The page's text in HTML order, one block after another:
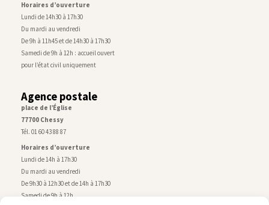
Horaires d’ouverture
Lundi de 14h30 à 17h30
Du mardi au vendredi
De 9h à 11h45 et de 14h30 à 17h30
Samedi de 9h à 12h : accueil ouvert
pour l’état civil uniquement
Agence postale
place de l’Église
77700 Chessy
Tél. 01 60 43 88 87
Horaires d’ouverture
Lundi de 14h à 17h30
Du mardi au vendredi
De 9h30 à 12h30 et de 14h à 17h30
Samedi de 9h à 12h